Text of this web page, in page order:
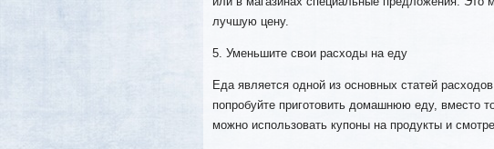
лучшую цену.
5. Уменьшите свои расходы на еду
Еда является одной из основных статей
попробуйте приготовить домашнюю еду, вместо
можно использовать купоны на продукты и